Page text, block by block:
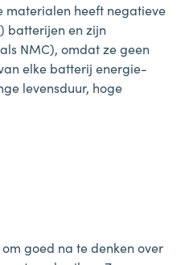
materialen heeft negatieve
batterijen en zijn
NMC), omdat ze geen
elke batterij energie-
levensduur, hoge
goed na te denken over